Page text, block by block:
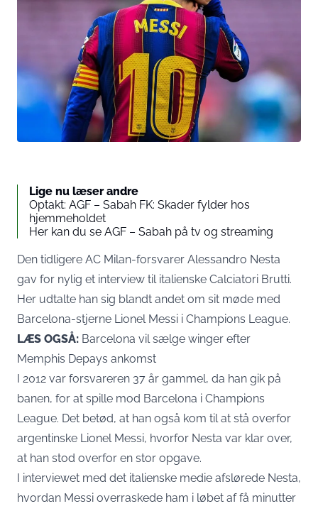
Lige nu læser andre
Optakt: AGF – Sabah FK: Skader fylder hos
hjemmeholdet
Her kan du se AGF – Sabah på tv og streaming
Den tidligere AC Milan-forsvarer Alessandro Nesta
gav for nylig et interview til italienske Calciatori Brutti.
Her udtalte han sig blandt andet om sit møde med
Barcelona-stjerne Lionel Messi i Champions League.
LÆS OGSÅ: Barcelona vil sælge winger efter
Memphis Depays ankomst
I 2012 var forsvareren 37 år gammel, da han gik på
banen, for at spille mod Barcelona i Champions
League. Det betød, at han også kom til at stå overfor
argentinske Lionel Messi, hvorfor Nesta var klar over,
at han stod overfor en stor opgave.
I interviewet med det italienske medie afslørede Nesta,
hvordan Messi overraskede ham i løbet af få minutter